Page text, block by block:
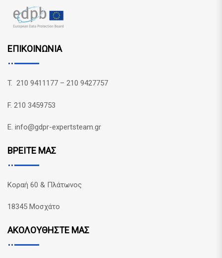
ΕΠΙΚΟΙΝΩΝΙΑ
T. 210 9411177 – 210 9427757
F. 210 3459753
E. info@gdpr-expertsteam.gr
ΒΡΕΙΤΕ ΜΑΣ
Κοραή 60 & Πλάτωνος
18345 Μοσχάτο
ΑΚΟΛΟΥΘΗΣΤΕ ΜΑΣ